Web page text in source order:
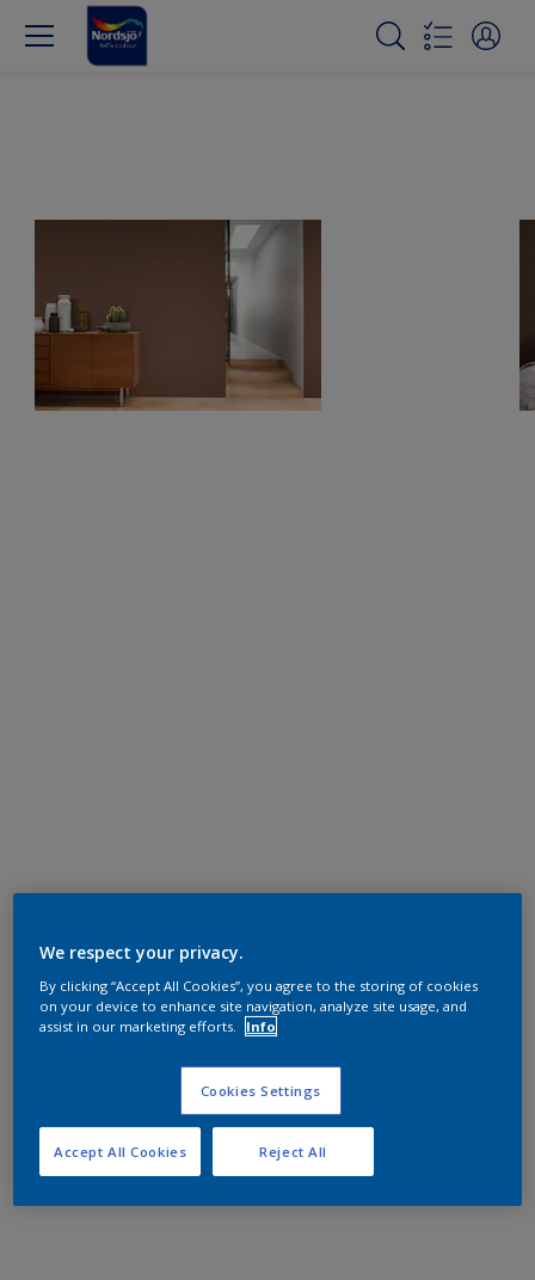
We respect your privacy.
By clicking “Accept All Cookies”, you agree to the storing of cookies
on your device to enhance site navigation, analyze site usage, and
assist in our marketing efforts.
Info
Cookies Settings
Reject All
Accept All Cookies